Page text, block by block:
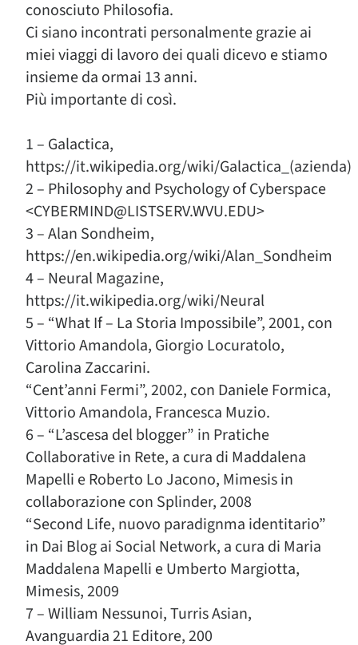
conosciuto Philosofia.
Ci siano incontrati personalmente grazie ai
miei viaggi di lavoro dei quali dicevo e stiamo
insieme da ormai 13 anni.
Più importante di così.
1 – Galactica,
https://it.wikipedia.org/wiki/Galactica_(azienda)
2 – Philosophy and Psychology of Cyberspace
<CYBERMIND@LISTSERV.WVU.EDU>
3 – Alan Sondheim,
https://en.wikipedia.org/wiki/Alan_Sondheim
4 – Neural Magazine,
https://it.wikipedia.org/wiki/Neural
5 – “What If – La Storia Impossibile”, 2001, con
Vittorio Amandola, Giorgio Locuratolo,
Carolina Zaccarini.
“Cent’anni Fermi”, 2002, con Daniele Formica,
Vittorio Amandola, Francesca Muzio.
6 – “L’ascesa del blogger” in Pratiche
Collaborative in Rete, a cura di Maddalena
Mapelli e Roberto Lo Jacono, Mimesis in
collaborazione con Splinder, 2008
“Second Life, nuovo paradignma identitario”
in Dai Blog ai Social Network, a cura di Maria
Maddalena Mapelli e Umberto Margiotta,
Mimesis, 2009
7 – William Nessunoi, Turris Asian,
Avanguardia 21 Editore, 200